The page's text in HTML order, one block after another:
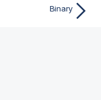
Binary